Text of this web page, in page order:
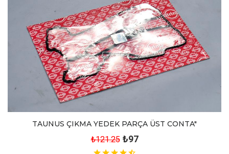
TAUNUS ÇIKMA YEDEK PARÇA ÜST CONTA"
₺121.25 ₺97